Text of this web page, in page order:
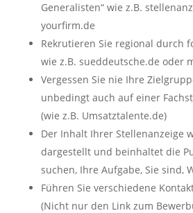
Generalisten“ wie z.B.
yourfirm.de
Rekrutieren Sie regional durch
wie z.B. sueddeutsche.de oder
Vergessen Sie nie Ihre
unbedingt auch auf einer
(wie z.B. Umsatztalente.de)
Der Inhalt Ihrer Stellenanzeige
dargestellt und beinhaltet die
suchen, Ihre Aufgabe, Sie sind,
Führen Sie verschiedene
(Nicht nur den Link zum